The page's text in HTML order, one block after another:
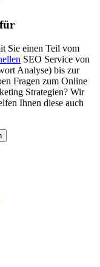
für
Sie einen Teil vom
SEO Service von
Analyse) bis zur
Fragen zum Online
Strategien? Wir
Ihnen diese auch